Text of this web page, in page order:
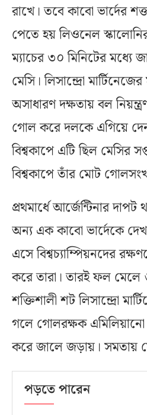
রাখে। তবে কাবো ভার্দের
পেতে হয় লিওনেল
ম্যাচের ৩০ মিনিটের মধ্যে
মেসি। লিসান্দ্রো
অসাধারণ দক্ষতায় বল
গোল করে দলকে এগিয়ে
বিশ্বকাপে এটি ছিল মেসির
বিশ্বকাপে তাঁর মোট
প্রথমার্ধে আর্জেন্টিনার দাপট
অন্য এক কাবো ভার্দেকে
এসে বিশ্বচ্যাম্পিয়নদের
করে তারা। তারই ফল মেলে
শক্তিশালী শট লিসান্দ্রো
গলে গোলরক্ষক এমিলিয়ানো
করে জালে জড়ায়। সমতায়
পড়তে পারেন